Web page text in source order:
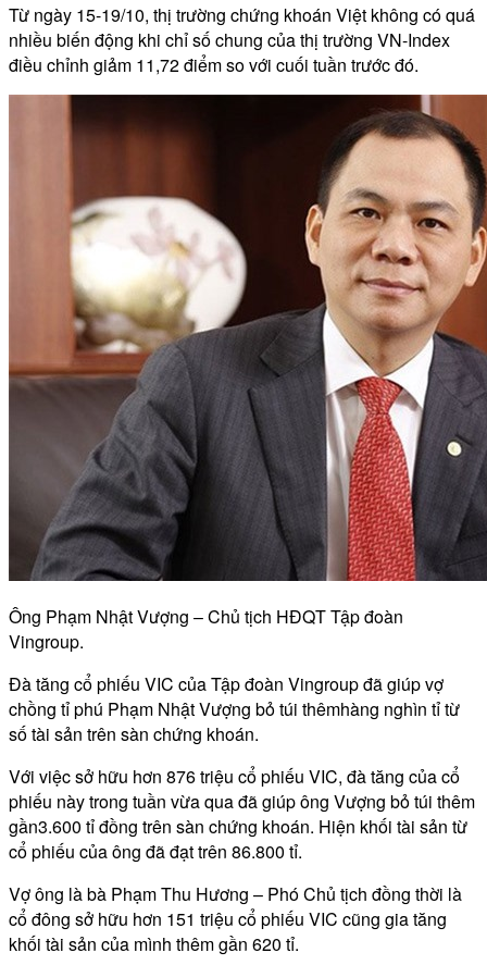
Từ ngày 15-19/10, thị trường chứng khoán Việt không có quá
nhiều biến động khi chỉ số chung của thị trường VN-Index
điều chỉnh giảm 11,72 điểm so với cuối tuần trước đó.
Ông Phạm Nhật Vượng – Chủ tịch HĐQT Tập đoàn
Vingroup.
Đà tăng cổ phiếu VIC của Tập đoàn Vingroup đã giúp vợ
chồng tỉ phú Phạm Nhật Vượng bỏ túi thêmhàng nghìn tỉ từ
số tài sản trên sàn chứng khoán.
Với việc sở hữu hơn 876 triệu cổ phiếu VIC, đà tăng của cổ
phiếu này trong tuần vừa qua đã giúp ông Vượng bỏ túi thêm
gần3.600 tỉ đồng trên sàn chứng khoán. Hiện khối tài sản từ
cổ phiếu của ông đã đạt trên 86.800 tỉ.
Vợ ông là bà Phạm Thu Hương – Phó Chủ tịch đồng thời là
cổ đông sở hữu hơn 151 triệu cổ phiếu VIC cũng gia tăng
khối tài sản của mình thêm gần 620 tỉ.